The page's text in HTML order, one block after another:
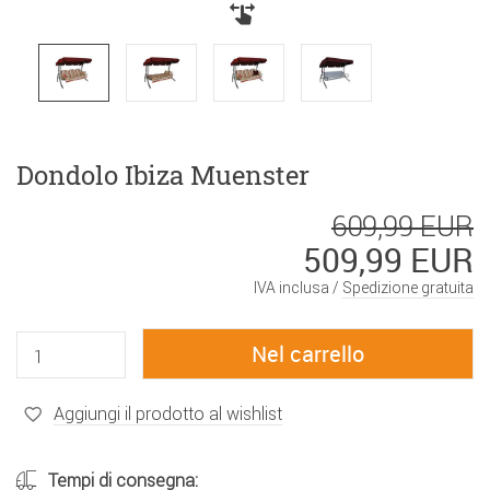
Dondolo Ibiza Muenster
609,99 EUR
509,99 EUR
IVA inclusa / Spedizione gratuita
Aggiungi il prodotto al wishlist
Tempi di consegna: